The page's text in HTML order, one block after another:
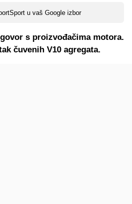
u vaš Google izbor
s proizvođačima motora.
čuvenih V10 agregata.